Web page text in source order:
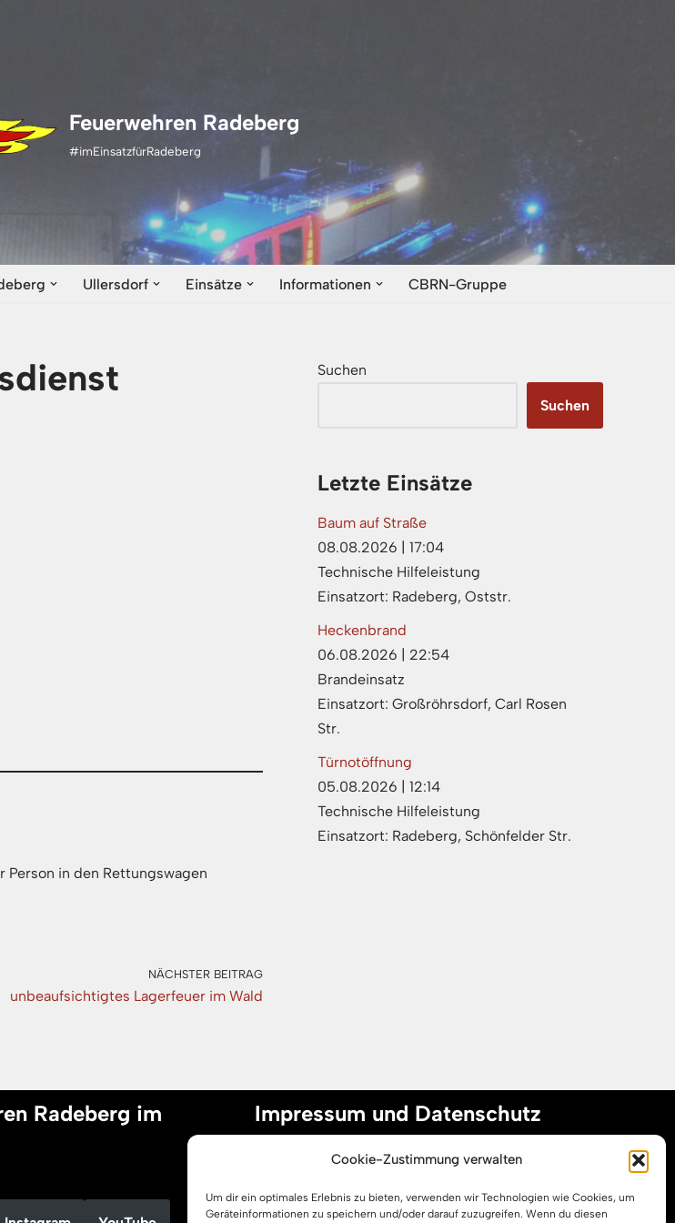
Cookie-Zustimmung verwalten
Um dir ein optimales Erlebnis zu bieten, verwenden wir Technologien wie Cookies, um
Geräteinformationen zu speichern und/oder darauf zuzugreifen. Wenn du diesen
Feuerwehren Radeberg
#imEinsatzfürRadeberg
Ullersdorf Einsätze Informationen CBRN-Gruppe
in den Rettungswagen
NÄCHSTER BEITRAG
unbeaufsichtigtes Lagerfeuer im Wald
Suchen
Suchen
Letzte Einsätze
Baum auf Straße
08.08.2026 | 17:04
Technische Hilfeleistung
Einsatzort: Radeberg, Oststr.
Heckenbrand
06.08.2026 | 22:54
Brandeinsatz
Einsatzort: Großröhrsdorf, Carl Rosen
Str.
Türnotöffnung
05.08.2026 | 12:14
Technische Hilfeleistung
Einsatzort: Radeberg, Schönfelder Str.
Radeberg im
Impressum und Datenschutz
Datenschutzerklärung